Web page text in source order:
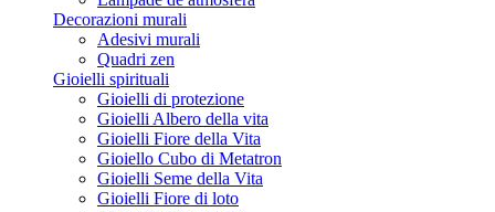
Decorazioni murali
Adesivi murali
Quadri zen
Gioielli spirituali
Gioielli di protezione
Gioielli Albero della vita
Gioielli Fiore della Vita
Gioiello Cubo di Metatron
Gioielli Seme della Vita
Gioielli Fiore di loto